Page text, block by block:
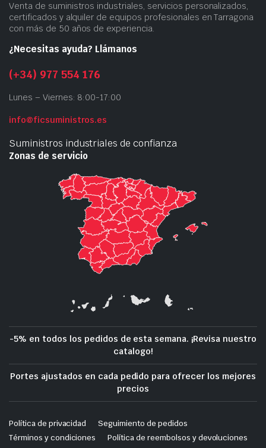
Venta de suministros industriales, servicios personalizados,
certificados y alquiler de equipos profesionales en Tarragona
con más de 50 años de experiencia.
¿Necesitas ayuda? Llámanos
(+34) 977 554 176
Lunes – Viernes: 8:00-17:00
info@ficsuministros.es
Suministros industriales de confianza
Zonas de servicio
-5% en todos los pedidos de esta semana. ¡Revisa nuestro
catalogo!
Portes ajustados en cada pedido para ofrecer los mejores
precios
Política de privacidad
Seguimiento de pedidos
Términos y condiciones
Política de reembolsos y devoluciones